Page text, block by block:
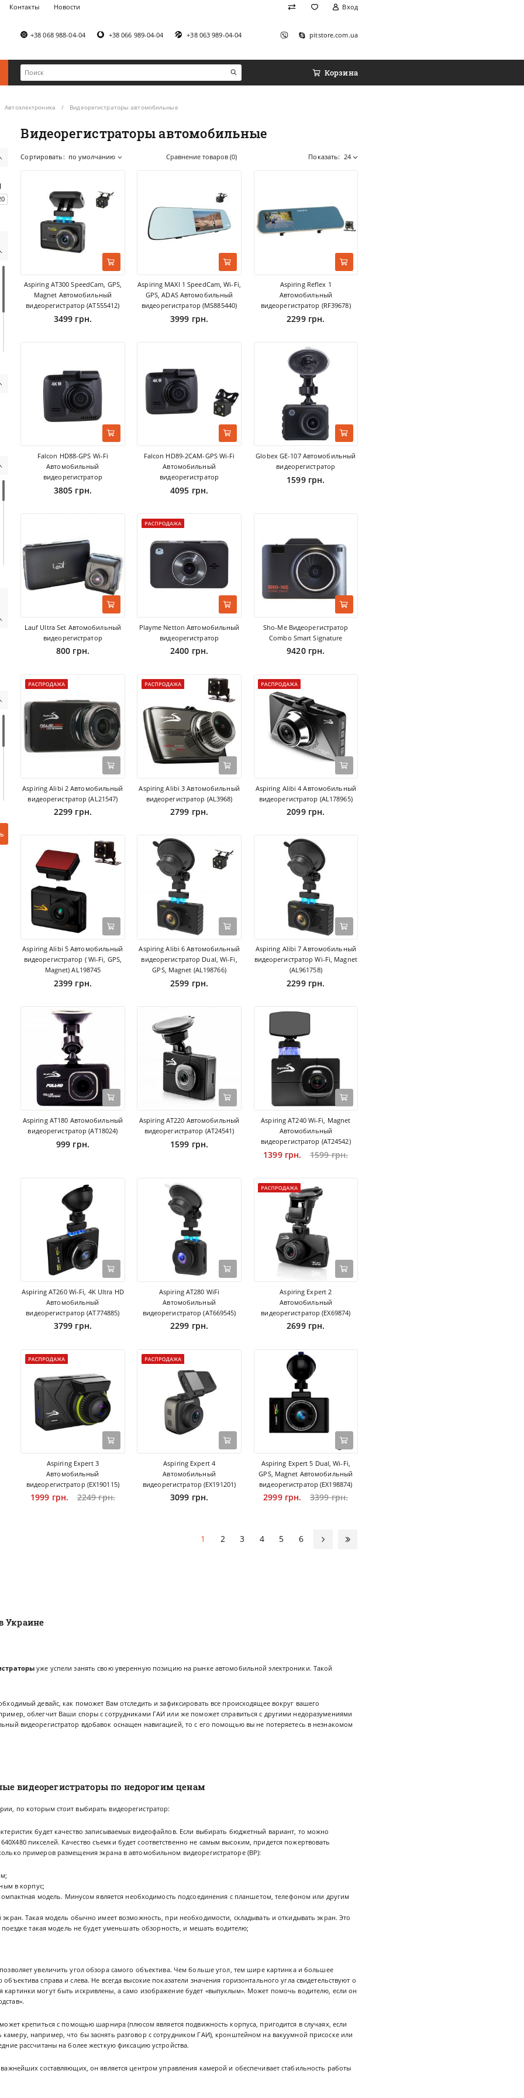
Контакты Новости Вход
+38 068 988-04-04 +38 066 989-04-04 +38 063 989-04-04 pitstore.com.ua
Корзина
Автоэлектроника Видеорегистраторы автомобильные
Видеорегистраторы автомобильные
Сортировать: по умолчанию Сравнение товаров (0) Показать: 24
Aspiring AT300 SpeedСam, GPS,
Magnet Автомобильный
видеорегистратор (AT555412)
3499 грн.
Aspiring MAXI 1 SpeedCam, Wi-Fi,
GPS, ADAS Автомобильный
видеорегистратор (MS885440)
3999 грн.
Aspiring Reflex 1
Автомобильный
видеорегистратор (RF39678)
2299 грн.
Falcon HD88-GPS Wi-Fi
Автомобильный
видеорегистратор
3805 грн.
Falcon HD89-2CAM-GPS Wi-Fi
Автомобильный
видеорегистратор
4095 грн.
Globex GE-107 Автомобильный
видеорегистратор
1599 грн.
Lauf Ultra Set Автомобильный
видеорегистратор
800 грн.
Playme Netton Автомобильный
видеорегистратор
2400 грн.
Sho-Me Видеорегистратор
Combo Smart Signature
9420 грн.
Aspiring Alibi 2 Автомобильный
видеорегистратор (АL21547)
2299 грн.
Aspiring Alibi 3 Автомобильный
видеорегистратор (АL3968)
2799 грн.
Aspiring Alibi 4 Автомобильный
видеорегистратор (AL178965)
2099 грн.
Aspiring Alibi 5 Автомобильный
видеорегистратор ( Wi-Fi, GPS,
Magnet) AL198745
2399 грн.
Aspiring Alibi 6 Автомобильный
видеорегистратор Dual, Wi-Fi,
GPS, Magnet (AL198766)
2599 грн.
Aspiring Alibi 7 Автомобильный
видеорегистратор Wi-Fi, Magnet
(AL961758)
2299 грн.
Aspiring AT180 Автомобильный
видеорегистратор (AT18024)
999 грн.
Aspiring AT220 Автомобильный
видеорегистратор (AT24541)
1599 грн.
Aspiring AT240 Wi-Fi, Magnet
Автомобильный
видеорегистратор (AT24542)
1399 грн. 1599 грн.
Aspiring AT260 Wi-Fi, 4K Ultra HD
Автомобильный
видеорегистратор (AT774885)
3799 грн.
Aspiring AT280 WiFi
Автомобильный
видеорегистратор (AT669545)
2299 грн.
Aspiring Expert 2
Автомобильный
видеорегистратор (EX69874)
2699 грн.
Aspiring Expert 3
Автомобильный
видеорегистратор (EX190115)
1999 грн. 2249 грн.
Aspiring Expert 4
Автомобильный
видеорегистратор (EX191201)
3099 грн.
Aspiring Expert 5 Dual, Wi-Fi,
GPS, Magnet Автомобильный
видеорегистратор (EX198874)
2999 грн. 3399 грн.
1 2 3 4 5 6
Украине
уже успели занять свою уверенную позицию на рынке автомобильной электроники. Такой
девайс, как поможет Вам отследить и зафиксировать все происходящее вокруг вашего
облегчит Ваши споры с сотрудниками ГАИ или же поможет справиться с другими недоразумениями
видеорегистратор вдобавок оснащен навигацией, то с его помощью вы не потеряетесь в незнакомом
видеорегистраторы по недорогим ценам
по которым стоит выбирать видеорегистратор:
будет качество записываемых видеофайлов. Если выбирать бюджетный вариант, то можно
пикселей. Качество съемки будет соответственно не самым высоким, придется пожертвовать
примеров размещения экрана в автомобильном видеорегистраторе (ВР):
в корпус;
модель. Минусом является необходимость подсоединения с планшетом, телефоном или другим
Такая модель обычно имеет возможность, при необходимости, складывать и откидывать экран. Это
такая модель не будет уменьшать обзорность, и мешать водителю;
увеличить угол обзора самого объектива. Чем больше угол, тем шире картинка и большее
объектива справа и слева. Не всегда высокие показатели значения горизонтального угла свидетельствуют о
могут быть искривлены, а само изображение будет «выпуклым». Может помочь водителю, если он
крепиться с помощью шарнира (плюсом является подвижность корпуса, пригодится в случаях, если
например, что бы заснять разговор с сотрудником ГАИ), кронштейном на вакуумной присоске или
рассчитаны на более жесткую фиксацию устройства.
составляющих, он является центром управления камерой и обеспечивает стабильность работы